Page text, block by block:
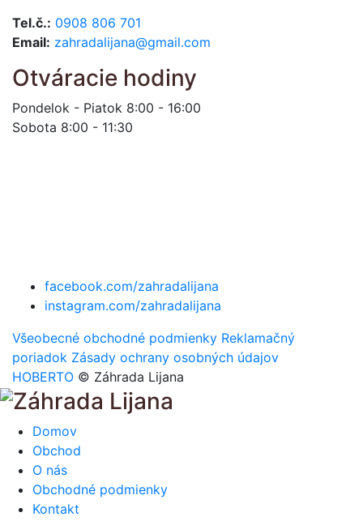
Tel.č.: 0908 806 701
Email: zahradalijana@gmail.com
Otváracie hodiny
Pondelok - Piatok 8:00 - 16:00
Sobota 8:00 - 11:30
facebook.com/zahradalijana
instagram.com/zahradalijana
Všeobecné obchodné podmienky Reklamačný
poriadok Zásady ochrany osobných údajov
HOBERTO © Záhrada Lijana
Domov
Obchod
O nás
Obchodné podmienky
Kontakt